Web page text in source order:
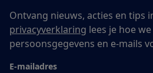
Ontvang nieuws, acties en tips
privacyverklaring lees je hoe
persoonsgegevens en e-mails
E-mailadres